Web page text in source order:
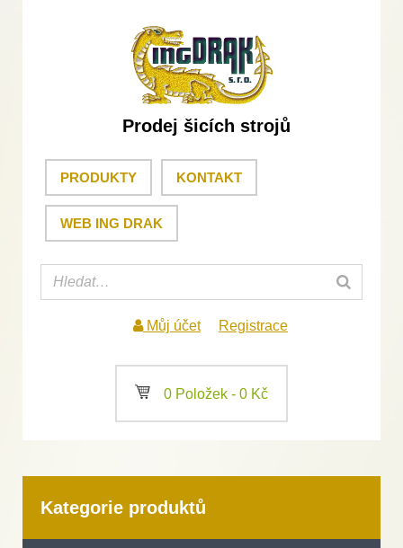
Prodej šicích strojů
PRODUKTY KONTAKT
WEB ING DRAK
Můj účet Registrace
a 0 Položek - 0 Kč
Kategorie produktů